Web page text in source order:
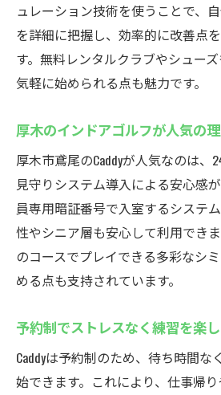
ュレーション技術を使うことで、
を詳細に把握し、効率的に改善点
す。無料レンタルクラブやシュー
気軽に始められる点も魅力です。
厚木のインドアゴルフが人気の
厚木市鳶尾のCaddyが人気なのは、
見守りシステム導入による安心感
員専用暗証番号で入室するシステ
性やシニア層も安心して利用でき
のコースでプレイできる多彩なシ
める点も支持されています。
予約制でストレスなく練習を楽
Caddyは予約制のため、待ち時間な
始できます。これにより、仕事帰